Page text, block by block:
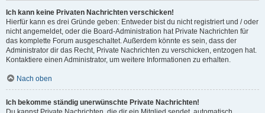
Ich kann keine Privaten Nachrichten verschicken!
Hierfür kann es drei Gründe geben: Entweder bist du nicht registriert und / oder
nicht angemeldet, oder die Board-Administration hat Private Nachrichten für
das komplette Forum ausgeschaltet. Außerdem könnte es sein, dass der
Administrator dir das Recht, Private Nachrichten zu verschicken, entzogen hat.
Kontaktiere einen Administrator, um weitere Informationen zu erhalten.
Nach oben
Ich bekomme ständig unerwünschte Private Nachrichten!